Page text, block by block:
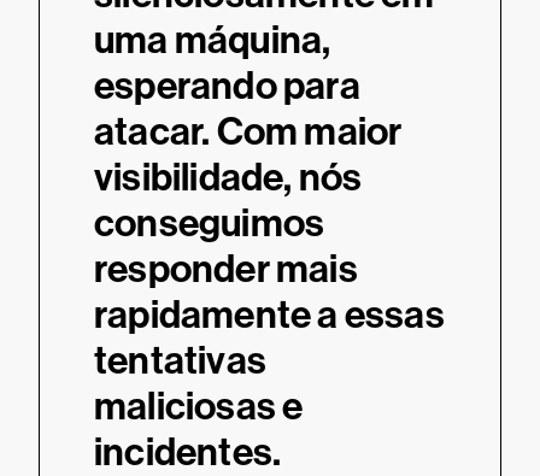
uma máquina,
esperando para
atacar. Com maior
visibilidade, nós
conseguimos
responder mais
rapidamente a essas
tentativas
maliciosas e
incidentes.